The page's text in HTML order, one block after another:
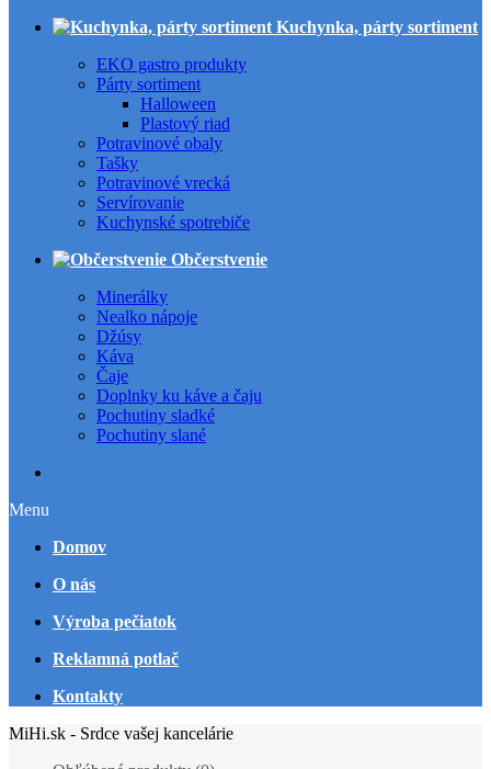
Kuchynka, párty sortiment
EKO gastro produkty
Párty sortiment
Halloween
Plastový riad
Potravinové obaly
Tašky
Potravinové vrecká
Servírovanie
Kuchynské spotrebiče
Občerstvenie
Minerálky
Nealko nápoje
Džúsy
Káva
Čaje
Doplnky ku káve a čaju
Pochutiny sladké
Pochutiny slané
Menu
Domov
O nás
Výroba pečiatok
Reklamná potlač
Kontakty
MiHi.sk - Srdce vašej kancelárie